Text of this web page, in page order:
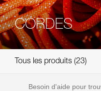
CORDES
Tous les produits 23
Besoin d'aide pour